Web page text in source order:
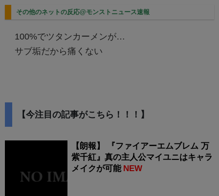
その他のネットの反応@モンストニュース速報
100%でツタンカーメンが…
サブ垢だから痛くない
【今注目の記事がこちら！！！】
【朗報】 『ファイアーエムブレム 万
紫千紅』真の主人公マイユニはキャラ
メイクが可能 NEW